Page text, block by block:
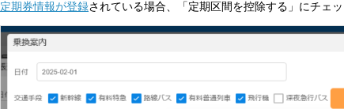
定期券情報が登録されている場合、「定期区間を控除する」にチェ